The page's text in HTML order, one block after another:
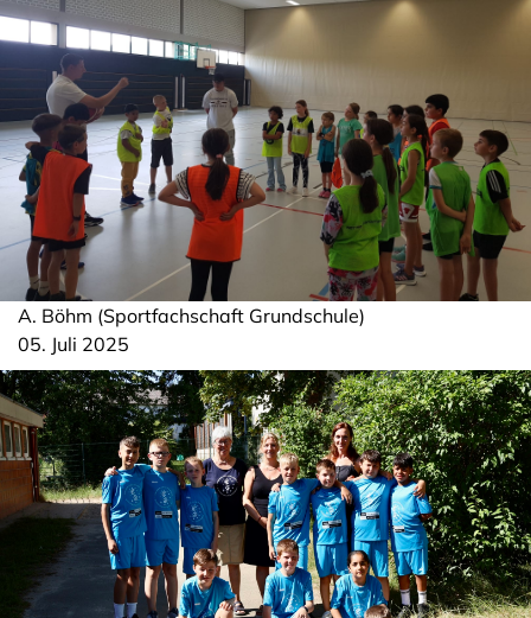
A. Böhm (Sportfachschaft Grundschule)
05. Juli 2025